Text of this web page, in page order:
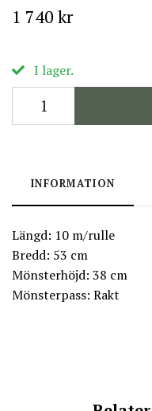
1 740 kr
I lager.
INFORMATION
Längd: 10 m/rulle
Bredd: 53 cm
Mönsterhöjd: 38 cm
Mönsterpass: Rakt